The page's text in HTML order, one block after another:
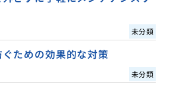
未分類
ための効果的な対策
未分類